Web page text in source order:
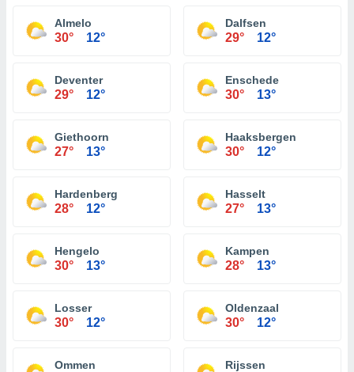
Almelo
30° 12°
Dalfsen
29° 12°
Deventer
29° 12°
Enschede
30° 13°
Giethoorn
27° 13°
Haaksbergen
30° 12°
Hardenberg
28° 12°
Hasselt
27° 13°
Hengelo
30° 13°
Kampen
28° 13°
Losser
30° 12°
Oldenzaal
30° 12°
Ommen Rijssen